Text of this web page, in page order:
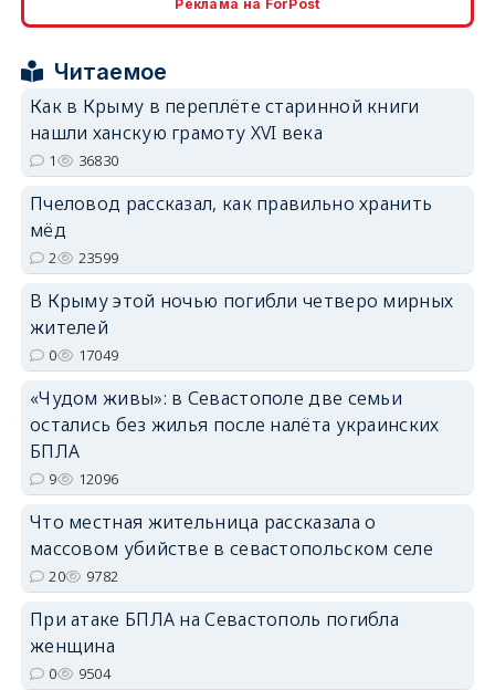
erid: 2SDnjdPjgYS
Реклама на ForPost
Читаемое
Как в Крыму в переплёте старинной книги
нашли ханскую грамоту XVI века
1 36830
Пчеловод рассказал, как правильно хранить
мёд
2 23599
В Крыму этой ночью погибли четверо мирных
жителей
0 17049
«Чудом живы»: в Севастополе две семьи
остались без жилья после налёта украинских
БПЛА
9 12096
Что местная жительница рассказала о
массовом убийстве в севастопольском селе
20 9782
При атаке БПЛА на Севастополь погибла
женщина
0 9504